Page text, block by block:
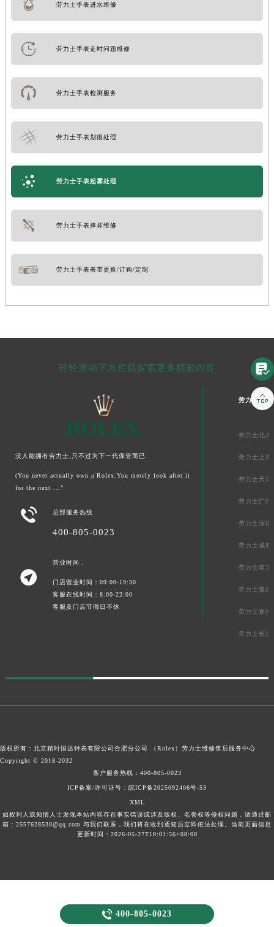
劳力士手表进水维修
劳力士手表走时问题维修
劳力士手表检测服务
劳力士手表划痕处理
劳力士手表起雾处理
劳力士手表摔坏维修
劳力士手表表带更换/订购/定制
轻轻滑动下方栏目探索更多精彩内容
没人能拥有劳力士,只不过为下一代保管而已
(You never actually own a Rolex.You merely look after it
for the next ...”
 总部服务热线
400-805-0023

营业时间：
门店营业时间：09:00-19:30
客服在线时间：8:00-22:00
客服及门店节假日不休
劳力士中国
劳力士北京
劳力士上海
劳力士天津
劳力士广州
劳力士深圳
劳力士成都
劳力士南京
劳力士重庆
劳力士郑州
劳力士长沙
版权所有：北京精时恒达钟表有限公司合肥分公司 （Rolex） 劳力士维修售后服务中心
Copyright © 2018-2032
客户服务热线： 400-805-0023
ICP备案/许可证号：皖ICP备2025092406号-53
XML
如权利人或知情人士发现本站内容存在事实错误或涉及版权、名誉权等侵权问题，请通过邮
箱：2557628530@qq.com 与我们联系，我们将在收到通知后立即依法处理。当前页面信息
更新时间：2026-05-27T18:01:56+08:00
 400-805-0023

